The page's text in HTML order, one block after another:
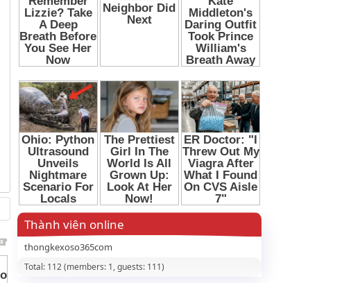
Thành viên online
thongkexoso365com
Total: 112 (members: 1, guests: 111)